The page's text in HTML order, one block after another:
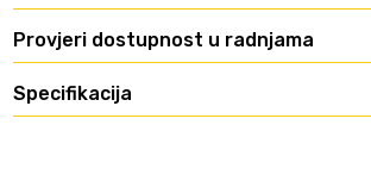
Provjeri dostupnost u radnjama
Specifikacija